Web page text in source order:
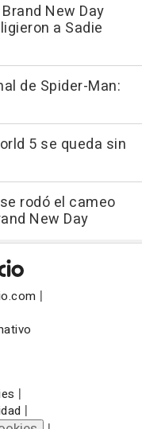
New Day
a Sadie
de Spider-Man:
5 se queda sin
rodó el cameo
New Day
|
|
|